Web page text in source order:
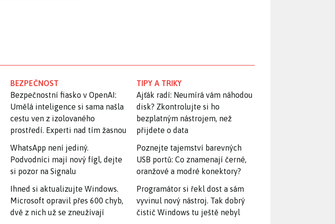
BEZPEČNOST
Bezpečnostní fiasko v OpenAI:
Umělá inteligence si sama našla
cestu ven z izolovaného
prostředí. Experti nad tím žasnou
WhatsApp není jediný.
Podvodníci mají nový fígl, dejte
si pozor na Signalu
Ihned si aktualizujte Windows.
Microsoft opravil přes 600 chyb,
dvě z nich už se zneužívají
TIPY A TRIKY
Ajťák radí: Neumírá vám náhodou
disk? Zkontrolujte si ho
bezplatným nástrojem, než
přijdete o data
Poznejte tajemství barevných
USB portů: Co znamenají černé,
oranžové a modré konektory?
Programátor si řekl dost a sám
vyvinul nový nástroj. Tak dobrý
čistič Windows tu ještě nebyl